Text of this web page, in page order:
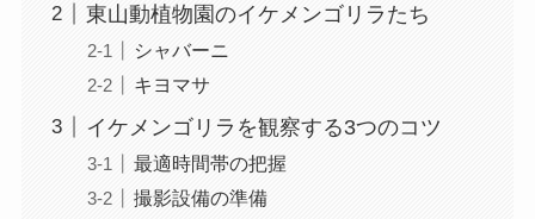
東山動植物園のイケメンゴリラたち
シャバーニ
キヨマサ
イケメンゴリラを観察する3つのコツ
最適時間帯の把握
撮影設備の準備